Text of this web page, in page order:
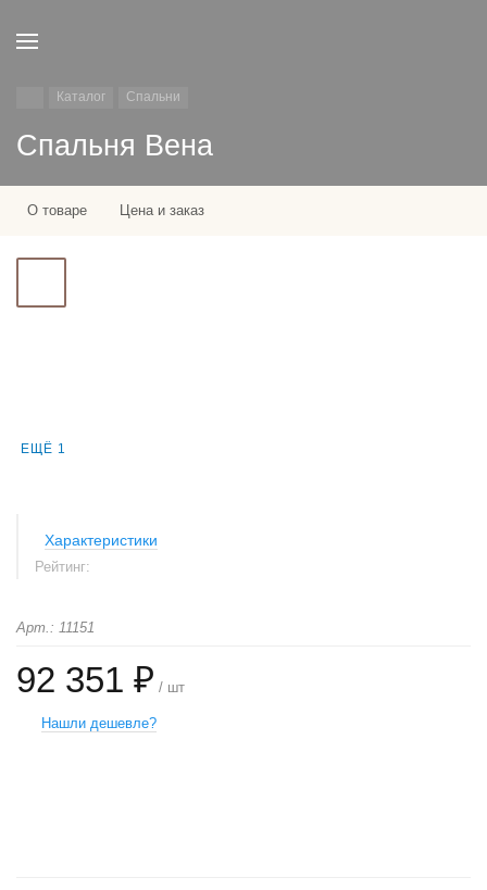
Каталог Спальни
Спальня Вена
О товаре Цена и заказ
ЕЩЁ 1
Характеристики
Рейтинг:
Арт.: 11151
92 351 ₽ / шт
Нашли дешевле?